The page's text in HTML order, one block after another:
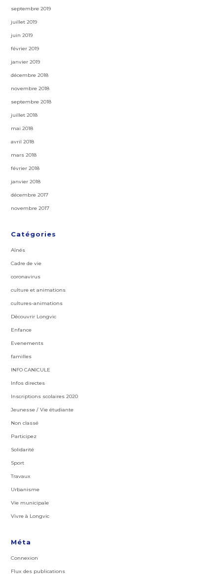
septembre 2019
juillet 2019
juin 2019
février 2019
janvier 2019
décembre 2018
novembre 2018
septembre 2018
juillet 2018
mai 2018
avril 2018
mars 2018
février 2018
janvier 2018
décembre 2017
novembre 2017
Catégories
Aînés
Cadre de vie
coronavirus
culture et animations
cultures-animations
Découvrir Longvic
Enfance
Evenements
familles
INFO CANICULE
Infos directes
Inscriptions scolaires 2020
Jeunesse / Vie étudiante
Non classé
Participez
Solidarité
Sport
Travaux
Urbanisme
Vie municipale
Vivre à Longvic
Méta
Connexion
Flux des publications